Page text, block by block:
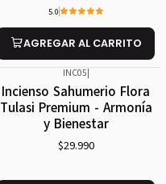
5.0
AGREGAR AL CARRITO
INC05
Incienso Sahumerio Flora
Tulasi Premium - Armonía
y Bienestar
$29.990